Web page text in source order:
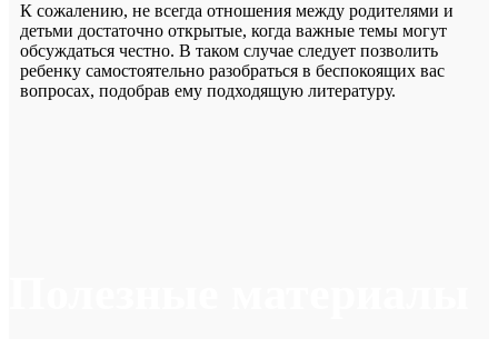
К сожалению, не всегда отношения между родителями и
детьми достаточно открытые, когда важные темы могут
обсуждаться честно. В таком случае следует позволить
ребенку самостоятельно разобраться в беспокоящих вас
вопросах, подобрав ему подходящую литературу.